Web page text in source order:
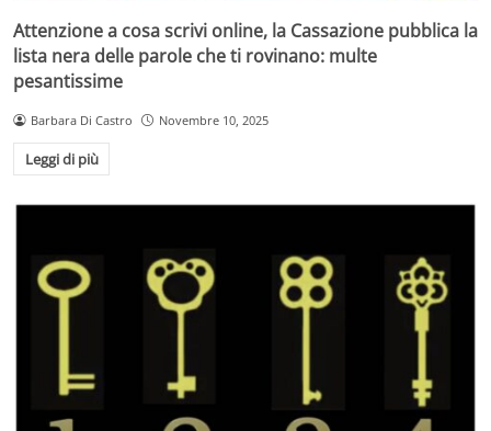
Attenzione a cosa scrivi online, la Cassazione pubblica la
lista nera delle parole che ti rovinano: multe
pesantissime
Barbara Di Castro Novembre 10, 2025
Leggi di più